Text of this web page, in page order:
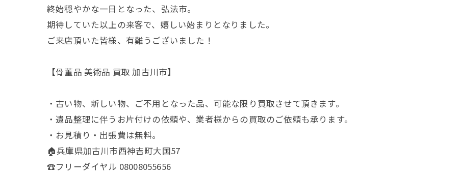
終始穏やかな一日となった、弘法市。
期待していた以上の来客で、嬉しい始まりとなりました。
ご来店頂いた皆様、有難うございました！
【骨董品 美術品 買取 加古川市】
・古い物、新しい物、ご不用となった品、可能な限り買取させて頂きます。
・遺品整理に伴うお片付けの依頼や、業者様からの買取のご依頼も承ります。
・お見積り・出張費は無料。
🏠兵庫県加古川市西神吉町大国57
☎️フリーダイヤル 08008055656